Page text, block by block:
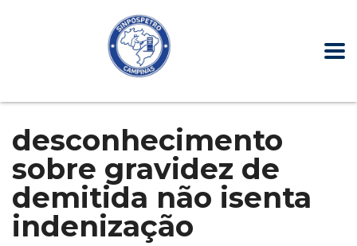
desconhecimento
sobre gravidez de
demitida não isenta
indenização